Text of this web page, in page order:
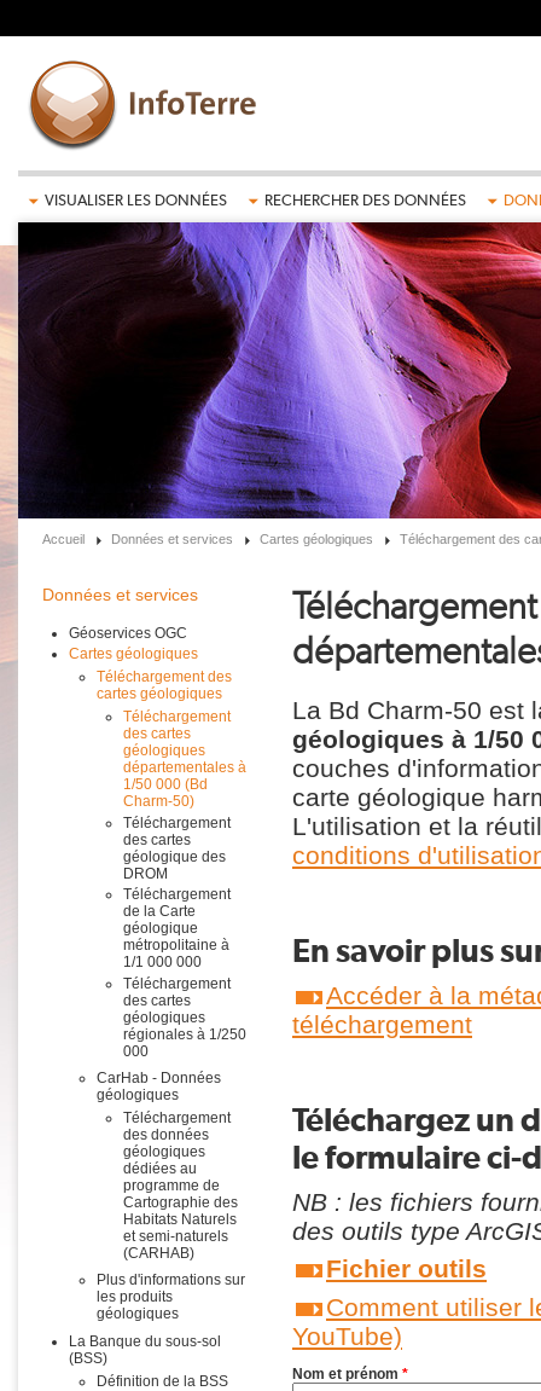
VISUALISER LES DONNÉES RECHERCHER DES DONNÉES
Accueil Données et services Cartes géologiques Téléchargement des
Données et services
Géoservices OGC
Cartes géologiques
Téléchargement des
cartes géologiques
Téléchargement
des cartes
géologiques
départementales à
1/50 000 (Bd
Charm-50)
Téléchargement
des cartes
géologique des
DROM
Téléchargement
de la Carte
géologique
métropolitaine à
1/1 000 000
Téléchargement
des cartes
géologiques
régionales à 1/250
000
CarHab - Données
géologiques
Téléchargement
des données
géologiques
dédiées au
programme de
Cartographie des
Habitats Naturels
et semi-naturels
(CARHAB)
Plus d'informations sur
les produits
géologiques
La Banque du sous-sol
(BSS)
Définition de la BSS
La Bd Charm-50 est
géologiques à 1/50
couches
carte géologique
L'utilisation et la
conditions
En savoir plus
Accéder à la
téléchargement
Téléchargez un
le formulaire ci-
NB : les fichiers
des outils type
Fichier outils
Comment utiliser
YouTube)
Nom et prénom *